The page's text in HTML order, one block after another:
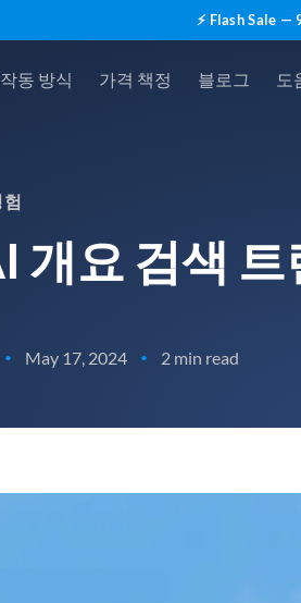
⚡ Flash Sale
작동 방식 가격 책정 블로그 도
개요 검색
• May 17, 2024 • 2 min read